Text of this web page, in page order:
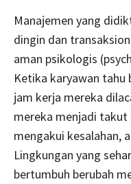
Manajemen yang
dingin dan
aman psikologis
Ketika karyawan tahu
jam kerja mereka
mereka menjadi
mengakui kesalahan,
Lingkungan yang
bertumbuh berubah